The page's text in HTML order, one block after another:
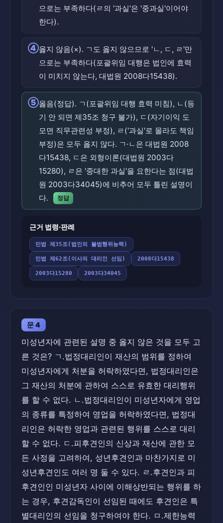
으로는 부족하다(ㄹ의 '과실'은 '중과실'이어야
한다).
④옳지 않음(×). ㄱ도 옳지 않으므로 'ㄴ, ㄷ, ㄹ'만
으로는 부족하다(포괄위임 대행은 법인에 효력
이 미치지 않는다, 대법원 2008다15438).
⑤옳음(정답). ㄱ(포괄위임 대행 효력 미침), ㄴ(등
기 안 되면 제35조 청구 불가), ㄷ(자기이익 도
모면 직무관련성 부정), ㄹ('과실'로 몰라도 책임
부정)은 모두 옳지 않다. ㄱ·ㄴ은 대법원 2008
다15438, ㄷ은 외형이론(대법원 2003다
15280), ㄹ은 '중대한 과실'을 요한다는 점(대법
원 2003다34045)에 비추어 모두 틀린 설명이
다.
정답
근거 법령·판례
민법 제35조(법인의 불법행위능력)
민법 제62조(이사의 대리인 선임) 2008다15438
2003다15280 2003다34045
문 4
미성년자에 관련된 설명 중 옳지 않은 것을 모두 고
른 것은? ㄱ.법정대리인이 재산의 범위를 정하여
미성년자에게 처분을 허락하였다면, 법정대리인은
그 재산의 처분에 관하여 스스로 유효한 대리행위
를 할 수 없다. ㄴ.법정대리인이 미성년자에게 영업
의 종류를 특정하여 영업을 허락하였다면, 법정대
리인은 허락한 영업과 관련된 행위를 스스로 대리
할 수 없다. ㄷ.피후견인의 신상과 재산에 관한 모
든 사정을 고려하여, 성년후견인과 마찬가지로 미
성년후견인도 여러 명 둘 수 있다. ㄹ.후견인과 피
후견인인 미성년자 사이에 이해상반되는 행위를 하
는 경우, 후견감독인이 선임된 때에도 후견인은 특
별대리인의 선임을 청구하여야 한다. ㅁ.제한능력